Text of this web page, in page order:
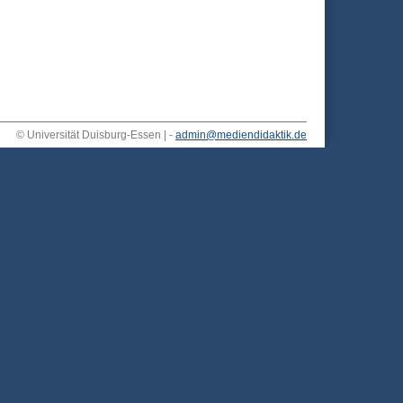
© Universität Duisburg-Essen | - admin@mediendidaktik.de